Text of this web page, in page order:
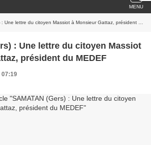
MENU
lettre du citoyen Massiot à Monsieur Gattaz, président du MEDEF
: Une lettre du citoyen Massiot
président du MEDEF
07:19